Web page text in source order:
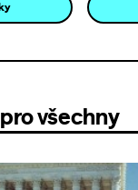
všechny